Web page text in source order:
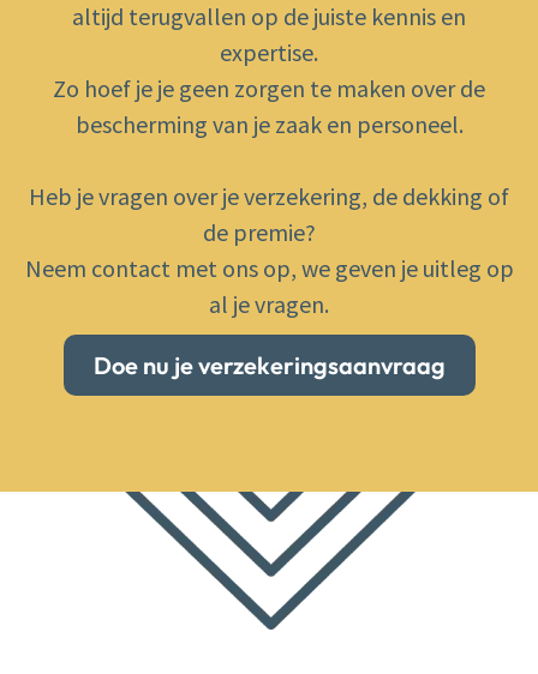
altijd terugvallen op de juiste kennis en
expertise.
Zo hoef je je geen zorgen te maken over de
bescherming van je zaak en personeel.
Heb je vragen over je verzekering, de dekking of
de premie?
Neem contact met ons op, we geven je uitleg op
al je vragen.
Doe nu je verzekeringsaanvraag